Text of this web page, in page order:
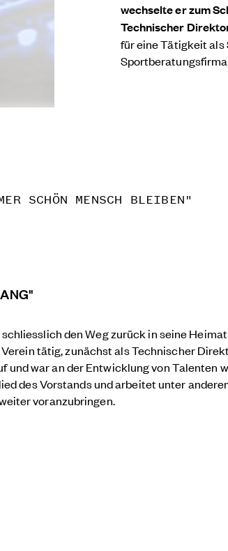
wechselte er zum
Technischer
für eine Tätigkeit als
SCHÖN MENSCH BLEIBEN"
den Weg zurück in seine
Verein tätig, zunächst als Technischer
war an der Entwicklung von Talenten
des Vorstands und arbeitet unter
voranzubringen.